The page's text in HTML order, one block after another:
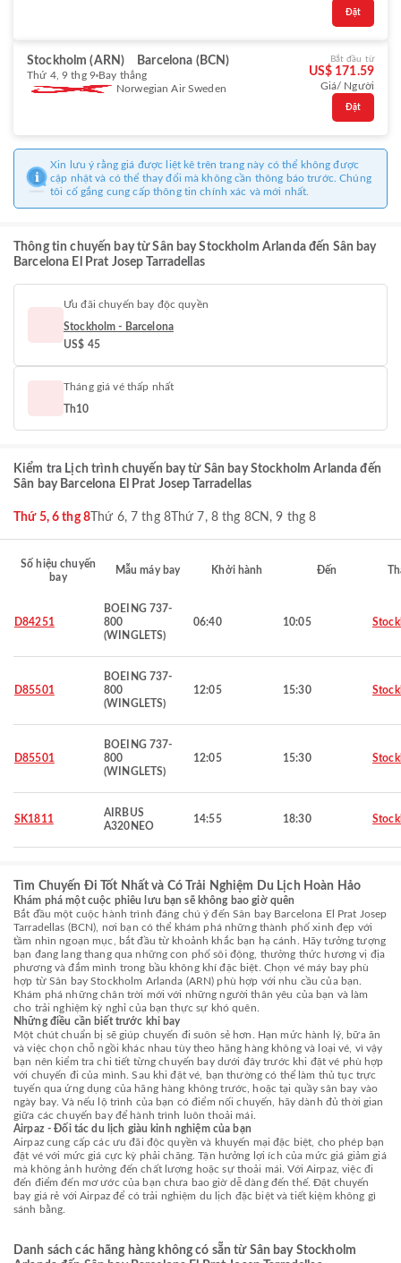
Đặt
Stockholm (ARN) Barcelona (BCN)
Thứ 4, 9 thg 9 Bay thẳng
Norwegian Air Sweden
Bắt đầu từ
US$ 171.59
Giá/ Người
Đặt
Xin lưu ý rằng giá được liệt kê trên trang này có thể không được
cập nhật và có thể thay đổi mà không cần thông báo trước. Chúng
tôi cố gắng cung cấp thông tin chính xác và mới nhất.
Thông tin chuyến bay từ Sân bay Stockholm Arlanda đến Sân bay
Barcelona El Prat Josep Tarradellas
Ưu đãi chuyến bay độc quyền
Stockholm - Barcelona
US$ 45
Tháng giá vé thấp nhất
Th10
Kiểm tra Lịch trình chuyến bay từ Sân bay Stockholm Arlanda đến
Sân bay Barcelona El Prat Josep Tarradellas
Thứ 5, 6 thg 8Thứ 6, 7 thg 8Thứ 7, 8 thg 8CN, 9 thg 8
Số hiệu chuyến
bay
Mẫu máy bay Khởi hành Đến
D84251
BOEING 737-
800
(WINGLETS)
06:40 10:05
D85501
BOEING 737-
800
(WINGLETS)
12:05 15:30
D85501
BOEING 737-
800
(WINGLETS)
12:05 15:30
SK1811
AIRBUS
A320NEO
14:55 18:30
Tìm Chuyến Đi Tốt Nhất và Có Trải Nghiệm Du Lịch Hoàn Hảo
Khám phá một cuộc phiêu lưu bạn sẽ không bao giờ quên
Bắt đầu một cuộc hành trình đáng chú ý đến Sân bay Barcelona El Prat Josep
Tarradellas (BCN), nơi bạn có thể khám phá những thành phố xinh đẹp với
tầm nhìn ngoạn mục, bắt đầu từ khoảnh khắc bạn hạ cánh. Hãy tưởng tượng
bạn đang lang thang qua những con phố sôi động, thưởng thức hương vị địa
phương và đắm mình trong bầu không khí đặc biệt. Chọn vé máy bay phù
hợp từ Sân bay Stockholm Arlanda (ARN) phù hợp với nhu cầu của bạn.
Khám phá những chân trời mới với những người thân yêu của bạn và làm
cho trải nghiệm kỳ nghỉ của bạn thực sự khó quên.
Những điều cần biết trước khi bay
Một chút chuẩn bị sẽ giúp chuyến đi suôn sẻ hơn. Hạn mức hành lý, bữa ăn
và việc chọn chỗ ngồi khác nhau tùy theo hãng hàng không và loại vé, vì vậy
bạn nên kiểm tra chi tiết từng chuyến bay dưới đây trước khi đặt vé phù hợp
với chuyến đi của mình. Sau khi đặt vé, bạn thường có thể làm thủ tục trực
tuyến qua ứng dụng của hãng hàng không trước, hoặc tại quầy sân bay vào
ngày bay. Và nếu lộ trình của bạn có điểm nối chuyến, hãy dành đủ thời gian
giữa các chuyến bay để hành trình luôn thoải mái.
Airpaz - Đối tác du lịch giàu kinh nghiệm của bạn
Airpaz cung cấp các ưu đãi độc quyền và khuyến mại đặc biệt, cho phép bạn
đặt vé với mức giá cực kỳ phải chăng. Tận hưởng lợi ích của mức giá giảm giá
mà không ảnh hưởng đến chất lượng hoặc sự thoải mái. Với Airpaz, việc đi
đến điểm đến mơ ước của bạn chưa bao giờ dễ dàng đến thế. Đặt chuyến
bay giá rẻ với Airpaz để có trải nghiệm du lịch đặc biệt và tiết kiệm không gì
sánh bằng.
Danh sách các hãng hàng không có sẵn từ Sân bay Stockholm